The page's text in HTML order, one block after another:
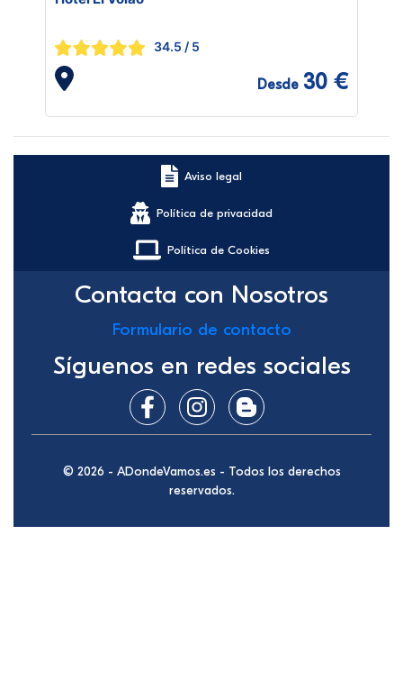
34.5 / 5
Desde 30 €
Aviso legal
Política de privacidad
Política de Cookies
Contacta con Nosotros
Formulario de contacto
Síguenos en redes sociales
© 2026 - ADondeVamos.es - Todos los derechos
reservados.